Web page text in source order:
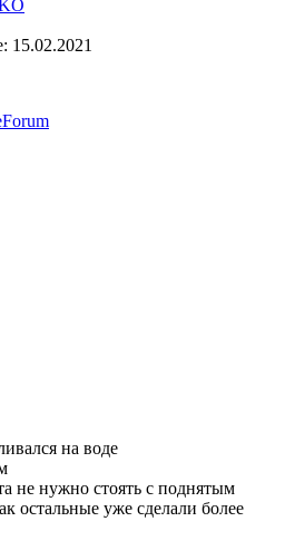
15.02.2021
на воде
не нужно стоять с поднятым
остальные уже сделали более